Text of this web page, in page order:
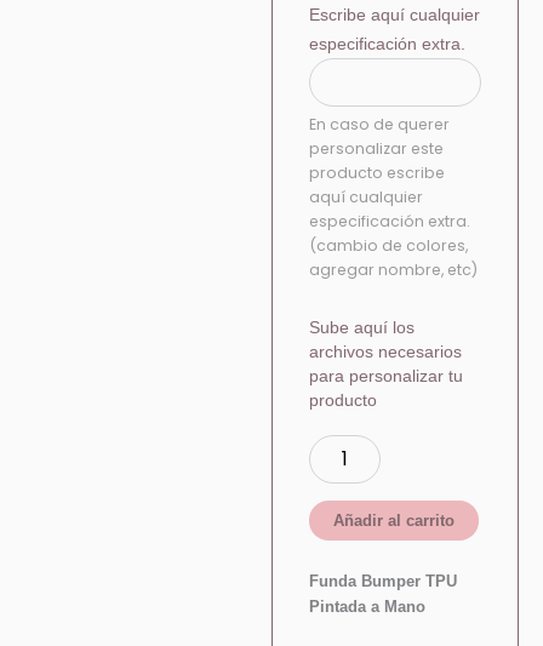
Escribe aquí cualquier
especificación extra.
En caso de querer
personalizar este
producto escribe
aquí cualquier
especificación extra.
(cambio de colores,
agregar nombre, etc)
Sube aquí los
archivos necesarios
para personalizar tu
producto
Añadir al carrito
Funda Bumper TPU
Pintada a Mano